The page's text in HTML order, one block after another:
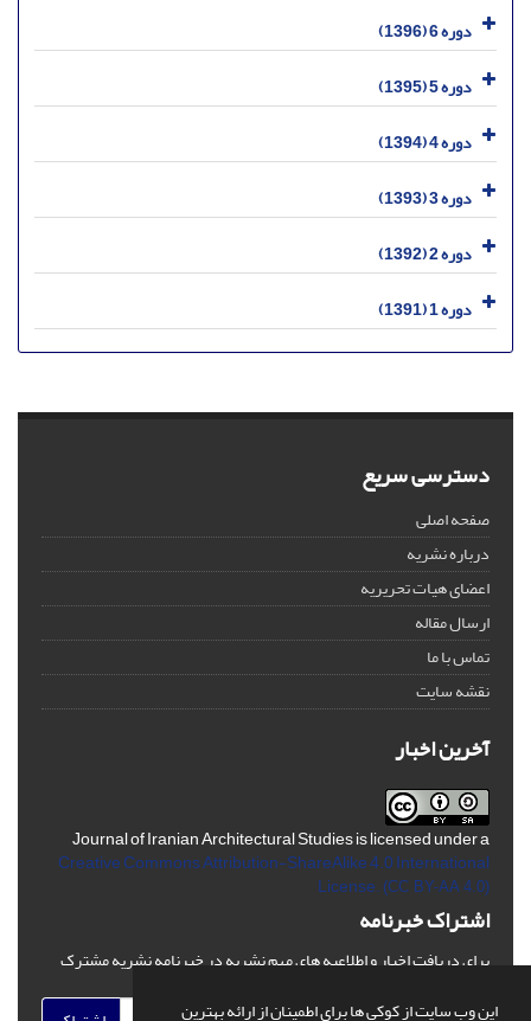
این وب سایت از کوکی ها برای اطمینان از ارائه بهترین
دوره 6 (1396)
دوره 5 (1395)
دوره 4 (1394)
دوره 3 (1393)
دوره 2 (1392)
دوره 1 (1391)
دسترسی سریع
صفحه اصلی
درباره نشریه
اعضای هیات تحریریه
ارسال مقاله
تماس با ما
نقشه سایت
آخرین اخبار
Journal of Iranian Architectural Studies is licensed under a
Creative Commons Attribution-ShareAlike 4.0 International
License. (CC BY-AA 4.0)
اشتراک خبرنامه
برای دریافت اخبار و اطلاعیه های مهم نشریه در خبرنامه نشریه مشترک